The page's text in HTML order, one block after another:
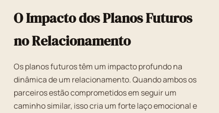
O Impacto dos Planos Futuros
no Relacionamento
Os planos futuros têm um impacto profundo na
dinâmica de um relacionamento. Quando ambos os
parceiros estão comprometidos em seguir um
caminho similar, isso cria um forte laço emocional e